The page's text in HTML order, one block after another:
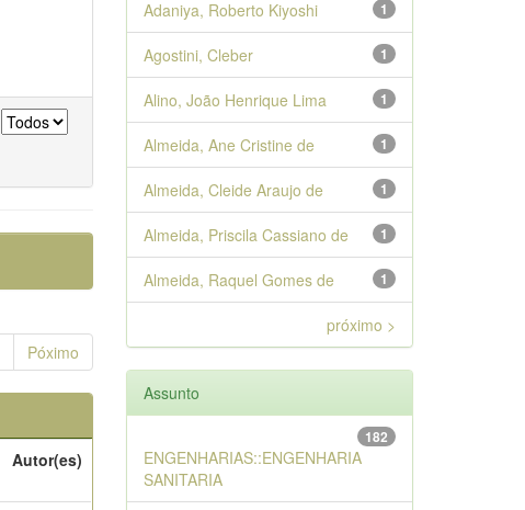
Póximo
Autor(es)
1
Adaniya, Roberto Kiyoshi
1
Agostini, Cleber
1
Alino, João Henrique Lima
1
Almeida, Ane Cristine de
1
Almeida, Cleide Araujo de
1
Almeida, Priscila Cassiano de
1
Almeida, Raquel Gomes de
próximo >
Assunto
182
ENGENHARIAS::ENGENHARIA
SANITARIA